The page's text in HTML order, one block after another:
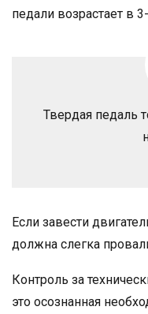
педали возрастает в
Твердая педаль
Если завести
должна слегка
Контроль за
это осознанная